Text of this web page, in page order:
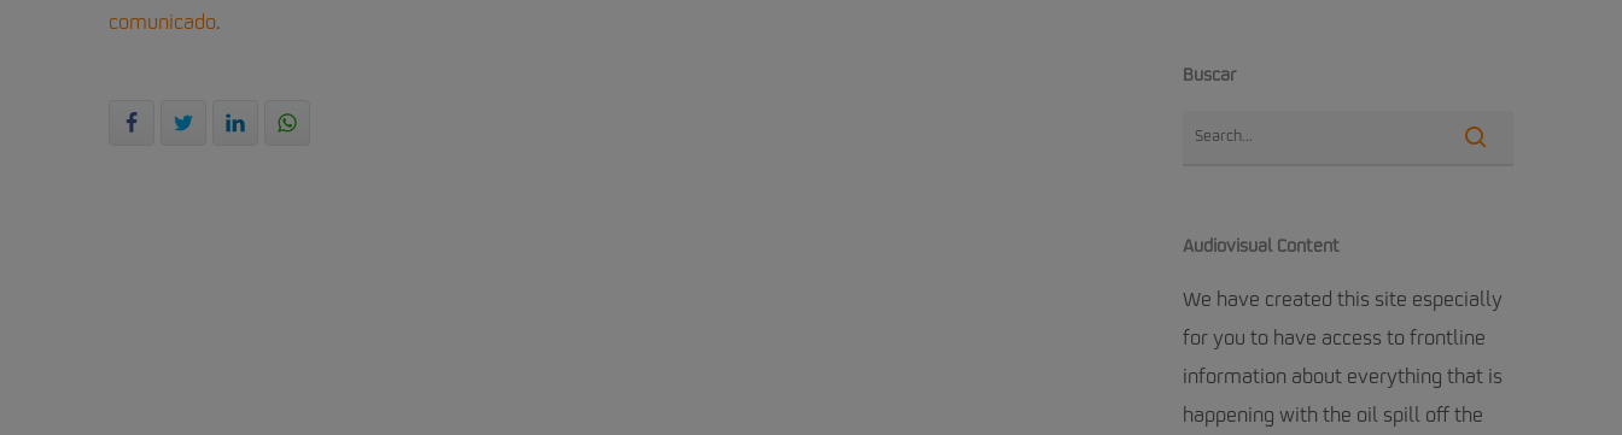
comunicado.
Buscar
Audiovisual Content
We have created this site especially
for you to have access to frontline
information about everything that is
happening with the oil spill off the